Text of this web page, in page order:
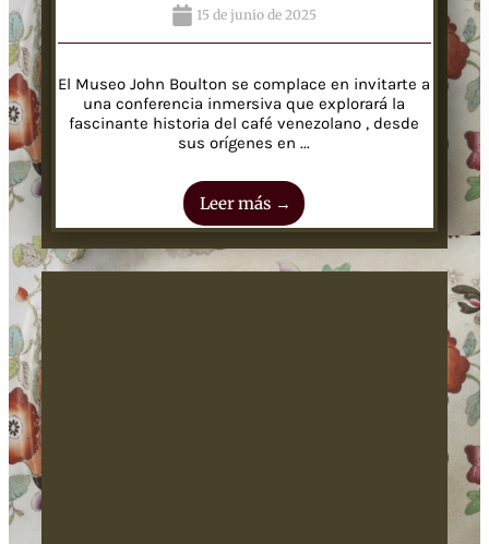
15 de junio de 2025
El Museo John Boulton se complace en invitarte a
una conferencia inmersiva que explorará la
fascinante historia del café venezolano , desde
sus orígenes en ...
Leer más →